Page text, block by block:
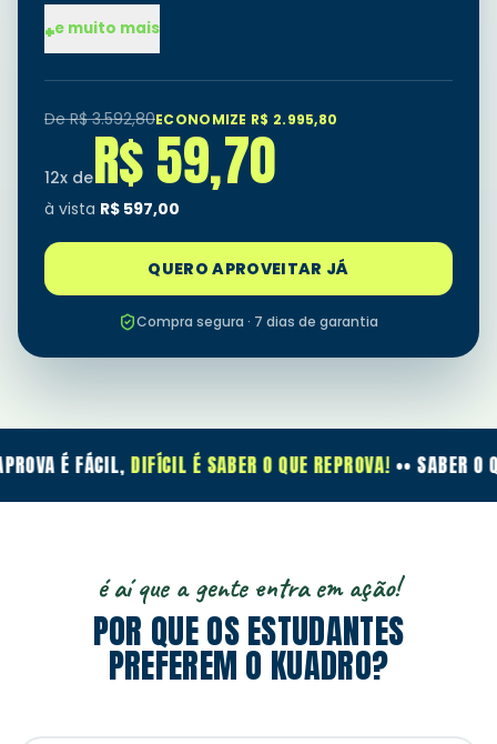
Simulados dos principais vestibulares (Fuvest,
Unicamp e mais)
Listas de exercícios inéditas no formato do Enem
e dos vestibulares
Todas as provas anteriores do Enem e da Fuvest,
online e em PDF
Lista diagnóstica personalizada de todos os
Tira-dúvidas ilimitado com professores, todos os
+e muito mais
De R$3.592,80ECONOMIZE R$ 2.995,80
12x deR$59,70
à vista R$ 597,00
QUERO APROVEITAR JÁ
Compra segura · 7 dias de garantia
É FÁCIL,DIFÍCIL É SABER O QUE REPROVA!• • SABER O
é aí que a gente entra em ação!
POR QUE OS ESTUDANTES
PREFEREM O KUADRO?